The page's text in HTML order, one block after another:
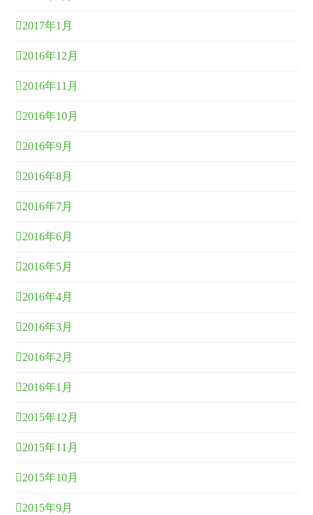
2017年1月
2016年12月
2016年11月
2016年10月
2016年9月
2016年8月
2016年7月
2016年6月
2016年5月
2016年4月
2016年3月
2016年2月
2016年1月
2015年12月
2015年11月
2015年10月
2015年9月